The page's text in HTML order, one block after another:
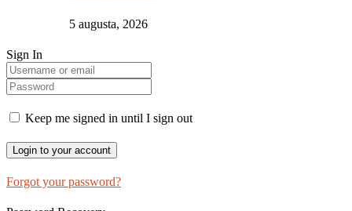
5 augusta, 2026
Sign In
Keep me signed in until I sign out
Forgot your password?